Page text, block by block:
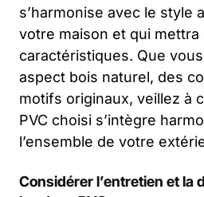
s’harmonise avec le style
votre maison et qui mettra
caractéristiques. Que
aspect bois naturel, des
motifs originaux, veillez à
PVC choisi s’intègre
l’ensemble de votre
Considérer l’entretien et la